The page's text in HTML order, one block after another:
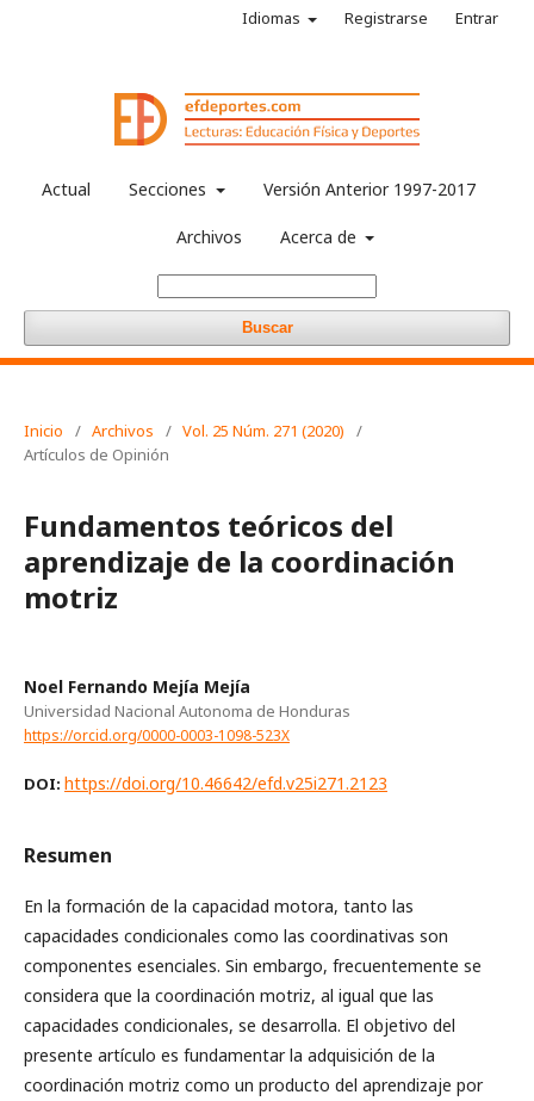
Actual Secciones Versión Anterior 1997-2017
Archivos Acerca de
Buscar
Idiomas Registrarse Entrar
Inicio / Archivos / Vol. 25 Núm. 271 (2020)
/
Artículos de Opinión
Fundamentos teóricos del
aprendizaje de la coordinación
motriz
Noel Fernando Mejía Mejía
Universidad Nacional Autonoma de Honduras
https://orcid.org/0000-0003-1098-523X
DOI: https://doi.org/10.46642/efd.v25i271.2123
Resumen
En la formación de la capacidad motora, tanto las
capacidades condicionales como las coordinativas son
componentes esenciales. Sin embargo, frecuentemente se
considera que la coordinación motriz, al igual que las
capacidades condicionales, se desarrolla. El objetivo del
presente artículo es fundamentar la adquisición de la
coordinación motriz como un producto del aprendizaje por